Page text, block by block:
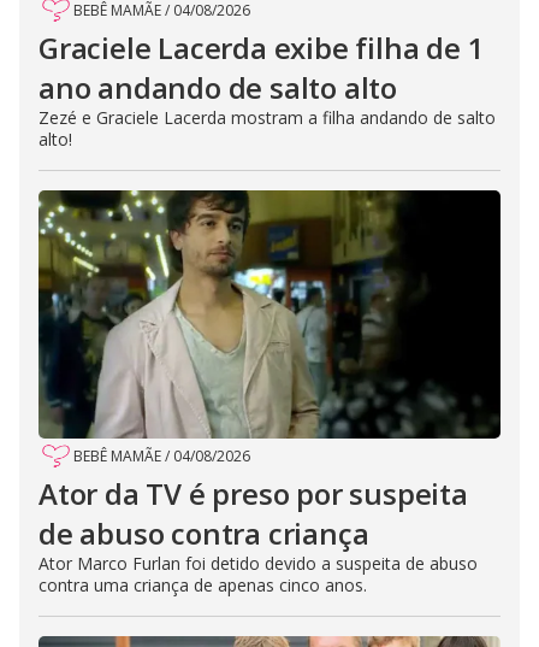
BEBÊ MAMÃE/ 04/08/2026
Graciele Lacerda exibe filha de 1
ano andando de salto alto
Zezé e Graciele Lacerda mostram a filha andando de salto
alto!
BEBÊ MAMÃE/ 04/08/2026
Ator da TV é preso por suspeita
de abuso contra criança
Ator Marco Furlan foi detido devido a suspeita de abuso
contra uma criança de apenas cinco anos.